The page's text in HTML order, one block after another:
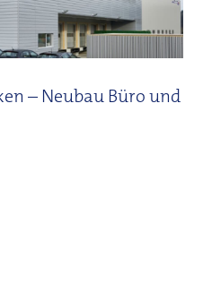
– Neubau Büro und